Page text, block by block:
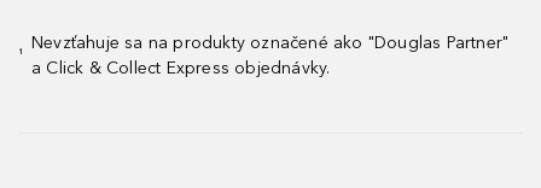
¹
Nevzťahuje sa na produkty označené ako "Douglas Partner"
a Click & Collect Express objednávky.